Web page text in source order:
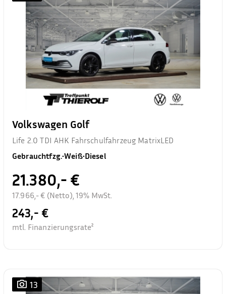
Volkswagen Golf
Life 2.0 TDI AHK Fahrschulfahrzeug MatrixLED
Gebrauchtfzg.•Weiß•Diesel
21.380,- €
17.966,- € (Netto), 19% MwSt.
243,- €
mtl. Finanzierungsrate²
13